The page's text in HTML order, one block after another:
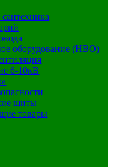
оборудование (НВО)
6-10кВ
щиты
товары